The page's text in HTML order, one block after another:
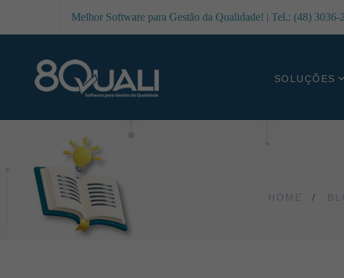
Melhor Software para Gestão da Qualidade! | Tel.: (48) 3036-
SOLUÇÕES
HOME